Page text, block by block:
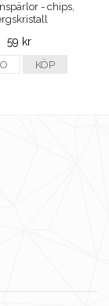
- chips,
59 kr
KÖP